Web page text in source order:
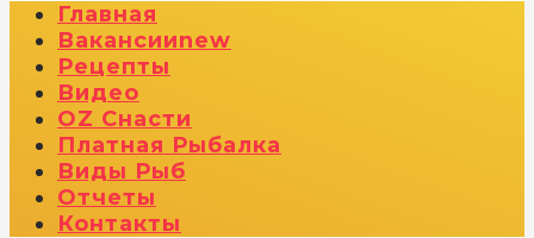
Главная
ВакансииNew
Рецепты
Видео
OZ Снасти
Платная Рыбалка
Виды Рыб
Отчеты
Контакты